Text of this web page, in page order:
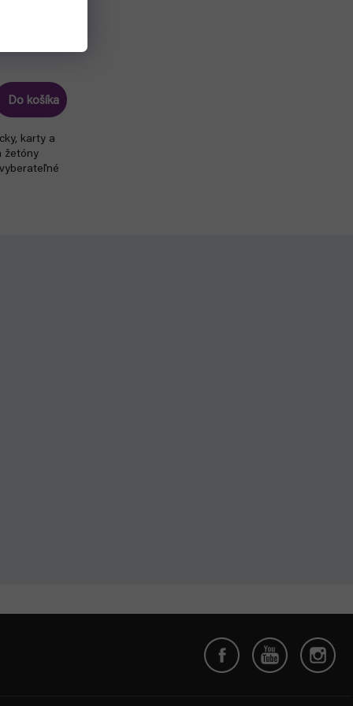
Do košíka
karty a
žetóny